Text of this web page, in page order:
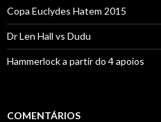
Copa Euclydes Hatem 2015
Dr Len Hall vs Dudu
Hammerlock a partir do 4 apoios
COMENTÁRIOS